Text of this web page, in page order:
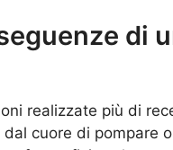
di
realizzate più di
cuore di pompare